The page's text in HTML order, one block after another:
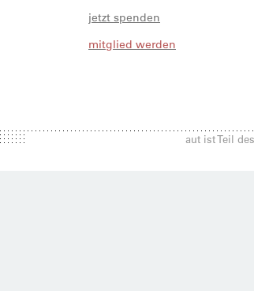
jetzt spenden
mitglied werden
aut ist Teil